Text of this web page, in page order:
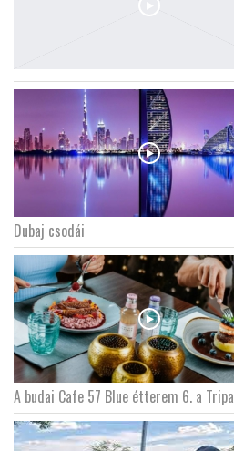
Dubaj csodái
A budai Cafe 57 Blue étterem 6. a